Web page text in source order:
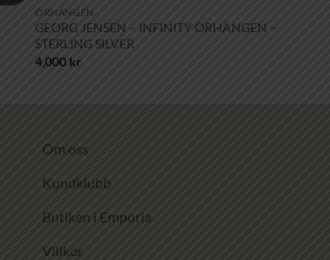
ÖRHÄNGEN
GEORG JENSEN – INFINITY ÖRHÄNGEN –
STERLING SILVER
4,000 kr
Om oss
Kundklubb
Butiken i Emporia
Villkor